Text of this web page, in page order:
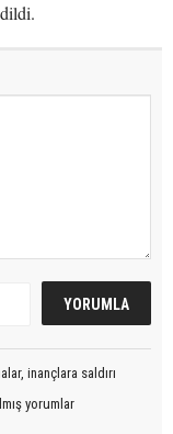
inançlara saldırı
yorumlar